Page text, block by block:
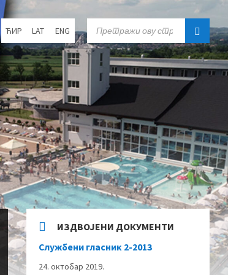
language:
ЋИР LAT ENG
ИЗДВОЈЕНИ ДОКУМЕНТИ
Службени гласник 2-2013
24. октобар 2019.